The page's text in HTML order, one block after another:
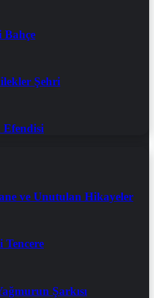
Bahçe
Şehri
Efendisi
ve Unutulan Hikayeler
Şarkısı